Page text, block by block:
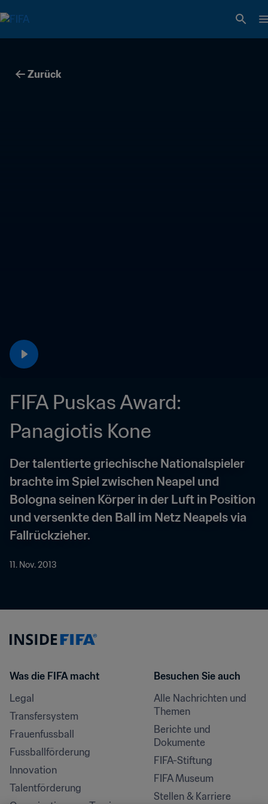
Zurück
FIFA Puskas Award:
Panagiotis Kone
Der talentierte griechische Nationalspieler
brachte im Spiel zwischen Neapel und
Bologna seinen Körper in der Luft in Position
und versenkte den Ball im Netz Neapels via
Fallrückzieher.
11. Nov. 2013
Was die FIFA macht
Legal
Transfersystem
Frauenfussball
Fussballförderung
Innovation
Talentförderung
Besuchen Sie auch
Alle Nachrichten und
Themen
Berichte und
Dokumente
FIFA-Stiftung
FIFA Museum
Stellen & Karriere